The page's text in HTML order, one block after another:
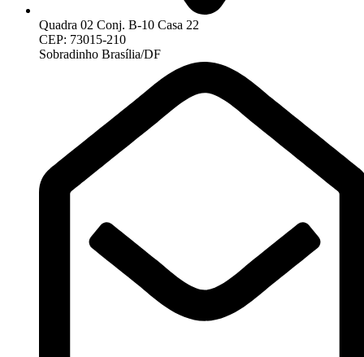
Quadra 02 Conj. B-10 Casa 22
CEP: 73015-210
Sobradinho Brasília/DF